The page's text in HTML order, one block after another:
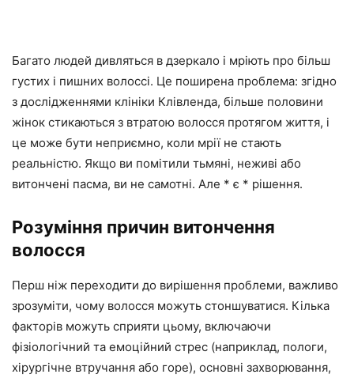
Багато людей дивляться в дзеркало і мріють про більш
густих і пишних волоссі. Це поширена проблема: згідно
з дослідженнями клініки Клівленда, більше половини
жінок стикаються з втратою волосся протягом життя, і
це може бути неприємно, коли мрії не стають
реальністю. Якщо ви помітили тьмяні, неживі або
витончені пасма, ви не самотні. Але * є * рішення.
Розуміння причин витончення
волосся
Перш ніж переходити до вирішення проблеми, важливо
зрозуміти, чому волосся можуть стоншуватися. Кілька
факторів можуть сприяти цьому, включаючи
фізіологічний та емоційний стрес (наприклад, пологи,
хірургічне втручання або горе), основні захворювання,